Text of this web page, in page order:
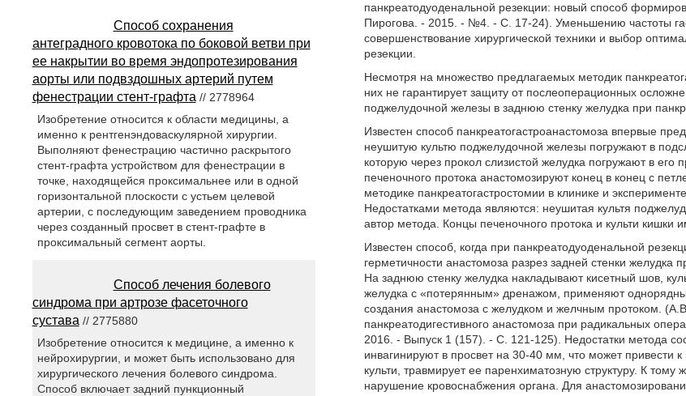
панкреатодуоденальной резекции: новый способ
Пирогова. - 2015. - №4. - С. 17-24). Уменьшению частоты
совершенствование хирургической техники и выбор
резекции.
Несмотря на множество предлагаемых методик
них не гарантирует защиту от послеоперационных
поджелудочной железы в заднюю стенку желудка при
Известен способ панкреатогастроанастомоза впервые
неушитую культю поджелудочной железы погружают в
которую через прокол слизистой желудка погружают в
печеночного протока анастомозируют конец в конец с
методике панкреатогастростомии в клинике и
Недостатками метода являются: неушитая культя
автор метода. Концы печеночного протока и культи кишки
Известен способ, когда при панкреатодуоденальной
герметичности анастомоза разрез задней стенки
На заднюю стенку желудка накладывают кисетный шов,
желудка с «потерянным» дренажом, применяют
создания анастомоза с желудком и желчным протоком.
панкреатодигестивного анастомоза при радикальных
2016. - Выпуск 1 (157). - С. 121-125). Недостатки метода
инвагинируют в просвет на 30-40 мм, что может привести
культи, травмирует ее паренхиматозную структуру. К
нарушение кровоснабжения органа. Для
Способ сохранения
антеградного кровотока по боковой ветви при
ее накрытии во время эндопротезирования
аорты или подвздошных артерий путем
фенестрации стент-графта // 2778964
Изобретение относится к области медицины, а
именно к рентгенэндоваскулярной хирургии.
Выполняют фенестрацию частично раскрытого
стент-графта устройством для фенестрации в
точке, находящейся проксимальнее или в одной
горизонтальной плоскости с устьем целевой
артерии, с последующим заведением проводника
через созданный просвет в стент-графте в
проксимальный сегмент аорты.
Способ лечения болевого
синдрома при артрозе фасеточного
сустава // 2775880
Изобретение относится к медицине, а именно к
нейрохирургии, и может быть использовано для
хирургического лечения болевого синдрома.
Способ включает задний пункционный